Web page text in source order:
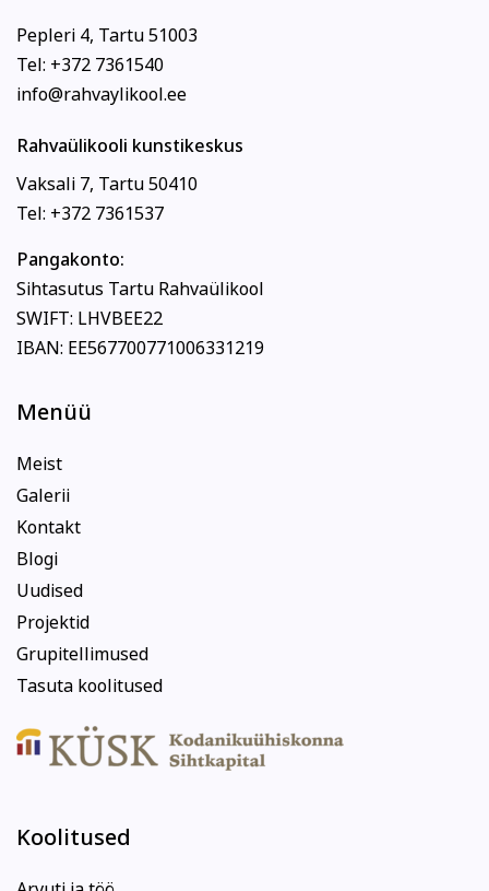
Pepleri 4, Tartu 51003
Tel: +372 7361540
info@rahvaylikool.ee
Rahvaülikooli kunstikeskus
Vaksali 7, Tartu 50410
Tel: +372 7361537
Pangakonto:
Sihtasutus Tartu Rahvaülikool
SWIFT: LHVBEE22
IBAN: EE567700771006331219
Menüü
Meist
Galerii
Kontakt
Blogi
Uudised
Projektid
Grupitellimused
Tasuta koolitused
Koolitused